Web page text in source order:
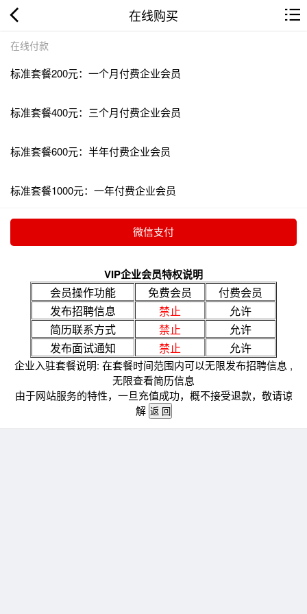
在线购买
在线付款
标准套餐200元：一个月付费企业会员
标准套餐400元：三个月付费企业会员
标准套餐600元：半年付费企业会员
标准套餐1000元：一年付费企业会员
VIP企业会员特权说明
会员操作功能 免费会员
付费会员
发布招聘信息
禁止
允许
简历联系方式
禁止
允许
发布面试通知
禁止 允许
企业入驻套餐说明: 在套餐时间范围内可以无限发布招聘信息 ,
无限查看简历信息
由于网站服务的特性，一旦充值成功，概不接受退款，敬请谅
解